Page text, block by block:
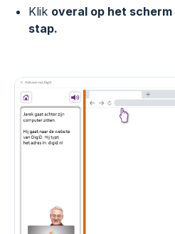
Klik overal op het scherm
stap.